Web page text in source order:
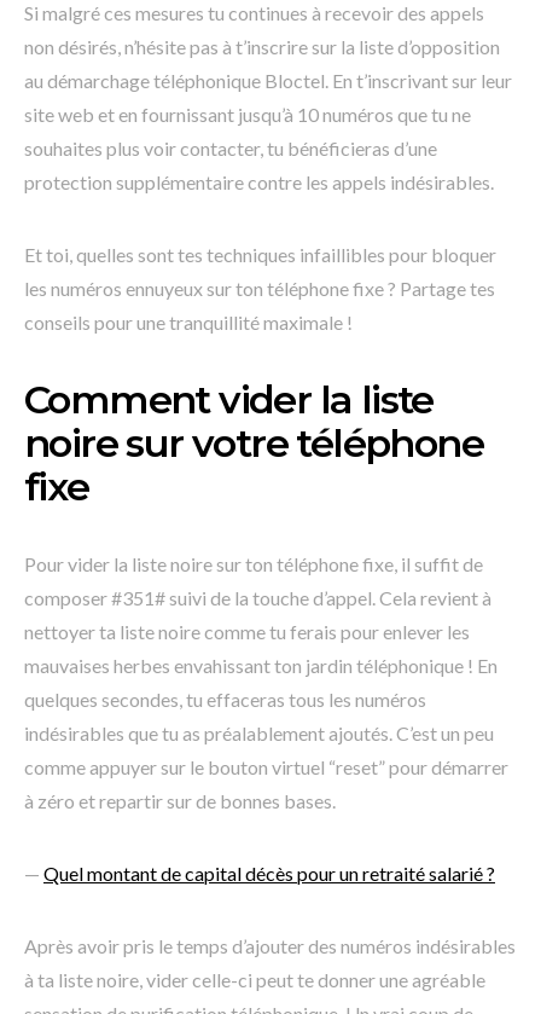
Si malgré ces mesures tu continues à recevoir des appels
non désirés, n’hésite pas à t’inscrire sur la liste d’opposition
au démarchage téléphonique Bloctel. En t’inscrivant sur leur
site web et en fournissant jusqu’à 10 numéros que tu ne
souhaites plus voir contacter, tu bénéficieras d’une
protection supplémentaire contre les appels indésirables.
Et toi, quelles sont tes techniques infaillibles pour bloquer
les numéros ennuyeux sur ton téléphone fixe ? Partage tes
conseils pour une tranquillité maximale !
Comment vider la liste
noire sur votre téléphone
fixe
Pour vider la liste noire sur ton téléphone fixe, il suffit de
composer #351# suivi de la touche d’appel. Cela revient à
nettoyer ta liste noire comme tu ferais pour enlever les
mauvaises herbes envahissant ton jardin téléphonique ! En
quelques secondes, tu effaceras tous les numéros
indésirables que tu as préalablement ajoutés. C’est un peu
comme appuyer sur le bouton virtuel “reset” pour démarrer
à zéro et repartir sur de bonnes bases.
— Quel montant de capital décès pour un retraité salarié ?
Après avoir pris le temps d’ajouter des numéros indésirables
à ta liste noire, vider celle-ci peut te donner une agréable